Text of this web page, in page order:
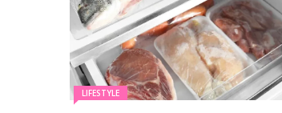
LIFESTYLE